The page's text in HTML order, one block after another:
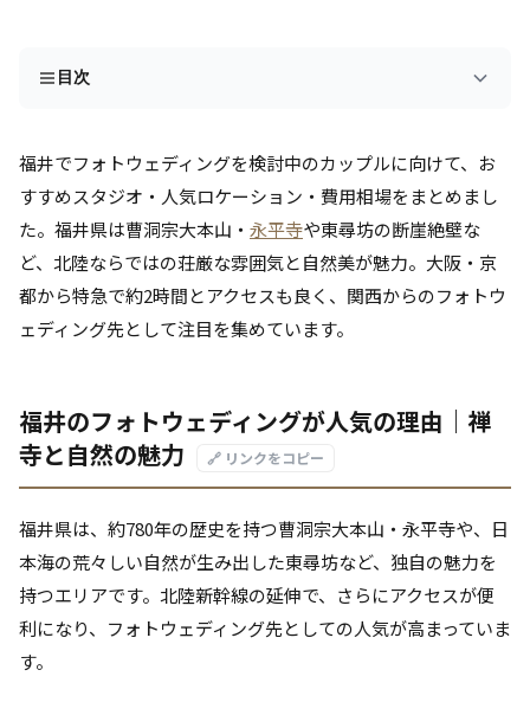
目次
福井でフォトウェディングを検討中のカップルに向けて、お
すすめスタジオ・人気ロケーション・費用相場をまとめまし
た。福井県は曹洞宗大本山・ 永平寺や東尋坊の断崖絶壁な
ど、北陸ならではの荘厳な雰囲気と自然美が魅力。大阪・京
都から特急で約2時間とアクセスも良く、関西からのフォトウ
ェディング先として注目を集めています。
福井のフォトウェディングが人気の理由｜禅
寺と自然の魅力
🔗 リンクをコピー
福井県は、約780年の歴史を持つ曹洞宗大本山・永平寺や、日
本海の荒々しい自然が生み出した東尋坊など、独自の魅力を
持つエリアです。北陸新幹線の延伸で、さらにアクセスが便
利になり、フォトウェディング先としての人気が高まっていま
す。